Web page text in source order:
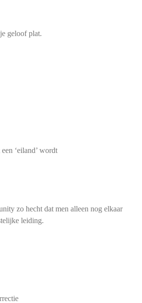
geloof plat.
‘eiland’ wordt
zo hecht dat men alleen nog elkaar
leiding.